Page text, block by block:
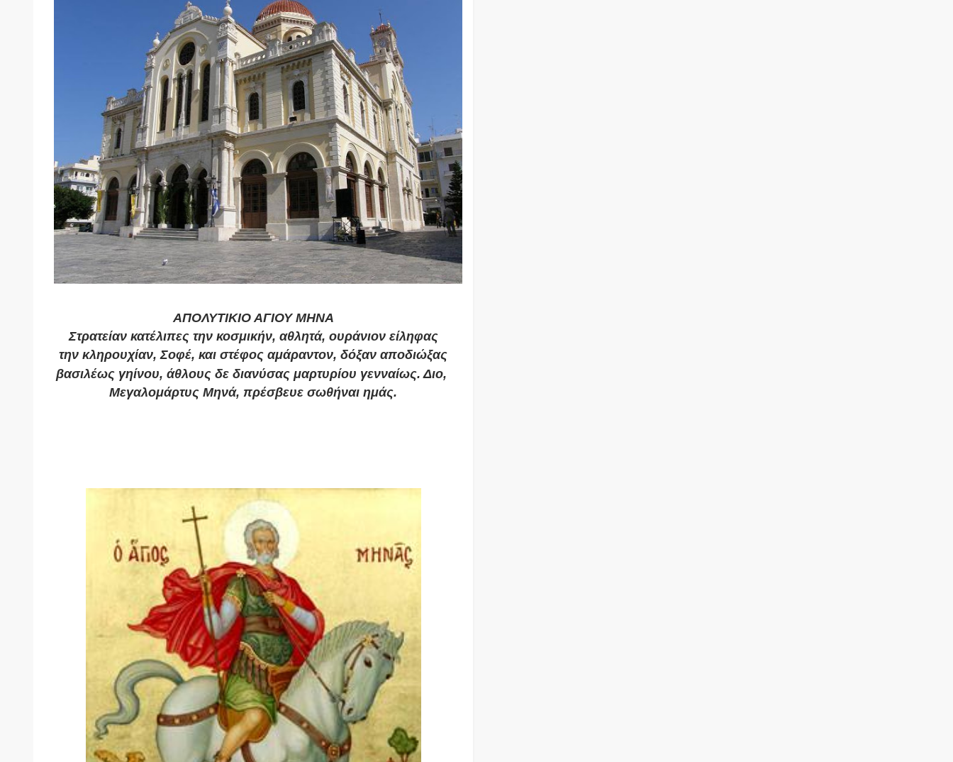
ΑΠΟΛΥΤΙΚΙΟ ΑΓΙΟΥ ΜΗΝΑ
Στρατείαν κατέλιπες την κοσμικήν, αθλητά, ουράνιον είληφας
την κληρουχίαν, Σοφέ, και στέφος αμάραντον, δόξαν αποδιώξας
βασιλέως γηίνου, άθλους δε διανύσας μαρτυρίου γενναίως. Διο,
Μεγαλομάρτυς Μηνά, πρέσβευε σωθήναι ημάς.